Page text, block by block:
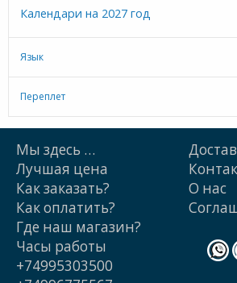
Календари на 2027 год
Язык
Переплет
Мы здесь …
Лучшая цена
Как заказать?
Как оплатить?
О нас
Где наш магазин?
Часы работы
+74995303500